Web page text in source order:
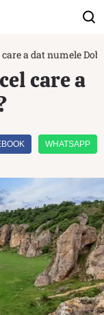
a dat numele
care a
WHATSAPP